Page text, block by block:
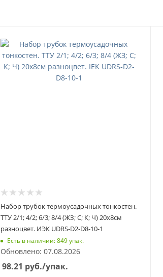
Набор трубок термоусадочных тонкостен.
ТТУ 2/1; 4/2; 6/3; 8/4 (ЖЗ; С; К; Ч) 20х8см
разноцвет. ИЭК UDRS-D2-D8-10-1
Есть в наличии: 849 упак.
Обновлено: 07.08.2026
98.21 руб./упак.